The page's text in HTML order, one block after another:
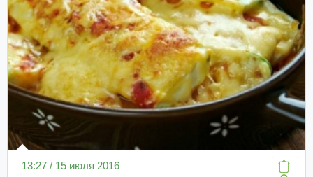
13:27 / 15 июля 2016